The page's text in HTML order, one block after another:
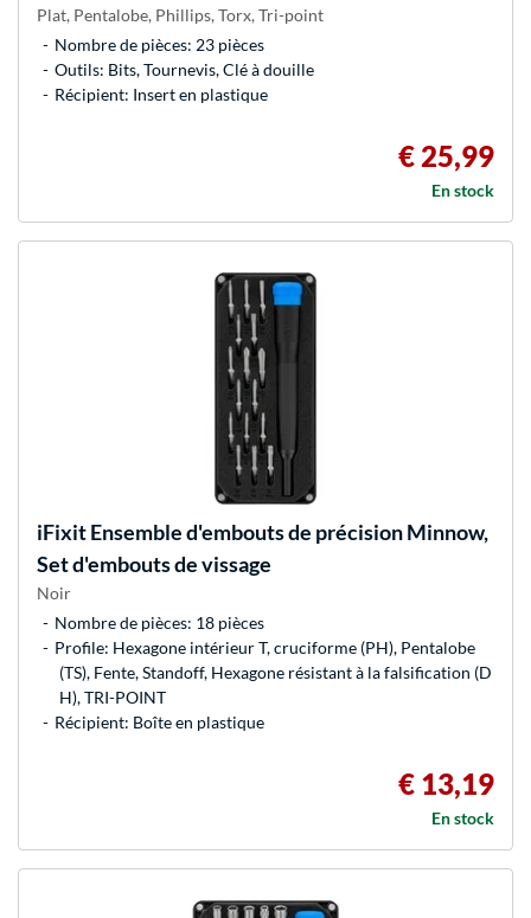
Plat, Pentalobe, Phillips, Torx, Tri-point
Nombre de pièces: 23 pièces
Outils: Bits, Tournevis, Clé à douille
Récipient: Insert en plastique
€ 25,99
En stock
iFixitEnsemble d'embouts de précision Minnow,
Set d'embouts de vissage
Noir
Nombre de pièces: 18 pièces
Profile: Hexagone intérieur T, cruciforme (PH), Pentalobe
(TS), Fente, Standoff, Hexagone résistant à la falsification (D
H), TRI-POINT
Récipient: Boîte en plastique
€ 13,19
En stock